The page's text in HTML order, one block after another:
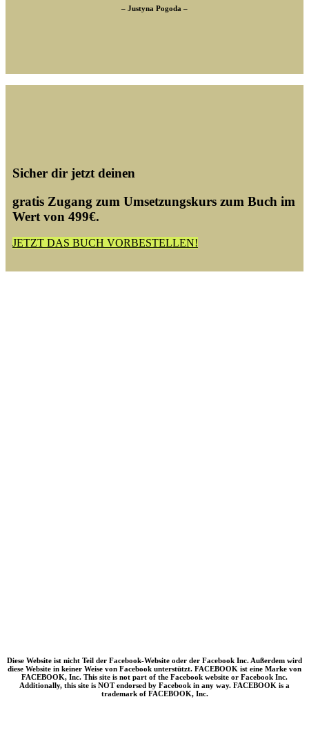
– Justyna Pogoda –
Sicher dir jetzt deinen
gratis Zugang zum Umsetzungskurs zum Buch im
Wert von 499€.
JETZT DAS BUCH VORBESTELLEN!
Diese Website ist nicht Teil der Facebook-Website oder der Facebook Inc. Außerdem wird
diese Website in keiner Weise von Facebook unterstützt. FACEBOOK ist eine Marke von
FACEBOOK, Inc. This site is not part of the Facebook website or Facebook Inc.
Additionally, this site is NOT endorsed by Facebook in any way. FACEBOOK is a
trademark of FACEBOOK, Inc.